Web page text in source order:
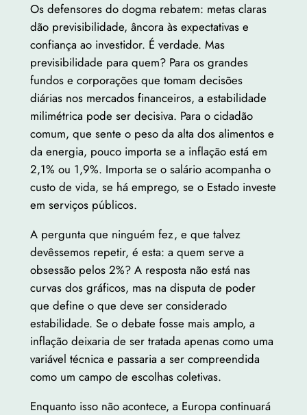
Os defensores do dogma rebatem: metas claras
dão previsibilidade, âncora às expectativas e
confiança ao investidor. É verdade. Mas
previsibilidade para quem? Para os grandes
fundos e corporações que tomam decisões
diárias nos mercados financeiros, a estabilidade
milimétrica pode ser decisiva. Para o cidadão
comum, que sente o peso da alta dos alimentos e
da energia, pouco importa se a inflação está em
2,1% ou 1,9%. Importa se o salário acompanha o
custo de vida, se há emprego, se o Estado investe
em serviços públicos.
A pergunta que ninguém fez, e que talvez
devêssemos repetir, é esta: a quem serve a
obsessão pelos 2%? A resposta não está nas
curvas dos gráficos, mas na disputa de poder
que define o que deve ser considerado
estabilidade. Se o debate fosse mais amplo, a
inflação deixaria de ser tratada apenas como uma
variável técnica e passaria a ser compreendida
como um campo de escolhas coletivas.
Enquanto isso não acontece, a Europa continuará